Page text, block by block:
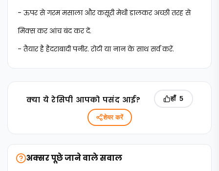
- ऊपर से गरम मसाला और कसूरी मेथी डालकर अच्छी तरह से
मिक्स कर आंच बंद कर दें.
- तैयार है हैदराबादी पनीर. रोटी या नान के साथ सर्व करें.
क्‍या ये रेसिपी आपको पसंद आई? हाँ 5
शेयर करें
अक्सर पूछे जाने वाले सवाल